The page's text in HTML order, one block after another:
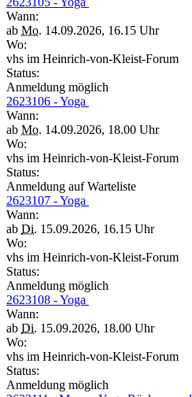
Wann:
ab Mo. 14.09.2026, 16.15 Uhr
Wo:
vhs im Heinrich-von-Kleist-Forum
Status:
Anmeldung möglich
2623106 - Yoga
Wann:
ab Mo. 14.09.2026, 18.00 Uhr
Wo:
vhs im Heinrich-von-Kleist-Forum
Status:
Anmeldung auf Warteliste
2623107 - Yoga
Wann:
ab Di. 15.09.2026, 16.15 Uhr
Wo:
vhs im Heinrich-von-Kleist-Forum
Status:
Anmeldung möglich
2623108 - Yoga
Wann:
ab Di. 15.09.2026, 18.00 Uhr
Wo:
vhs im Heinrich-von-Kleist-Forum
Status:
Anmeldung möglich